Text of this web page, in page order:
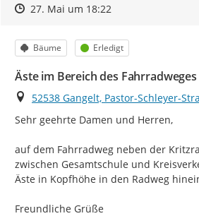
Zeitpunkt des Erstellens
Zeitpunkt des Erstellens
27. Mai um 18:22Zur Äußerung
Kategorie
Bäume Status
Erledigt
Äste im Bereich des Fahrradweges
Ort
52538 Gangelt, Pastor-Schleyer-
Sehr geehrte Damen und Herren,
auf dem Fahrradweg neben der
zwischen Gesamtschule und
Äste in Kopfhöhe in den Radweg
Freundliche Grüße